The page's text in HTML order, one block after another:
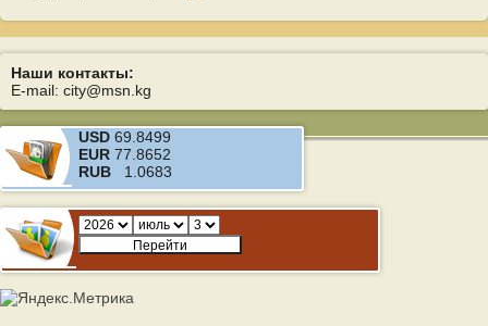
Наши контакты:
E-mail: city@msn.kg
USD 69.8499
EUR 77.8652
RUB 1.0683